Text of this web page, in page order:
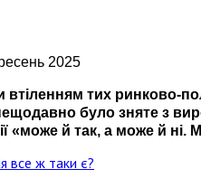
втіленням тих ринково-
було зняте з
«може й так, а може й ні.